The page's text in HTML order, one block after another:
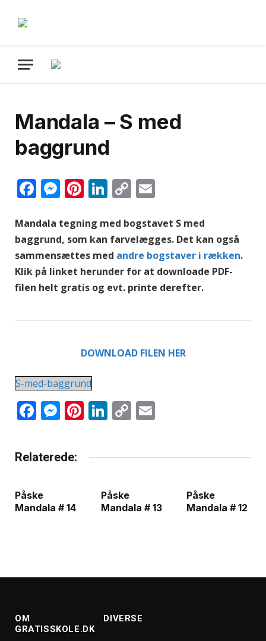
Mandala – S med
baggrund
Facebook
Messenger
Pinterest
LinkedIn
Copy
Mandala tegning med bogstavet S med
baggrund, som kan farvelægges. Det kan også
sammensættes med andre bogstaver i rækken.
Klik på linket herunder for at downloade PDF-
filen helt gratis og evt. printe derefter.
DOWNLOAD FILEN HER
S-med-baggrund
Facebook
Messenger
Pinterest
LinkedIn
Copy
Relaterede:
Påske
Mandala # 14
Påske
Mandala # 13
Påske
Mandala # 12
OM
GRATISSKOLE.DK
DIVERSE